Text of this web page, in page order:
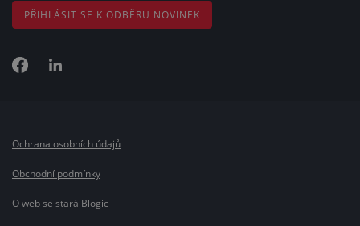
PŘIHLÁSIT SE K ODBĚRU NOVINEK
Ochrana osobních údajů
Obchodní podmínky
O web se stará Blogic